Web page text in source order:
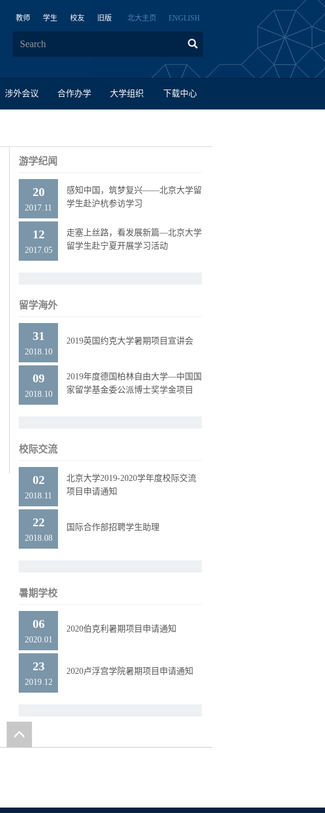
教师 学生 校友 旧版 北大主页 ENGLISH
涉外会议 合作办学 大学组织 下载中心
游学纪闻
20
2017.11
感知中国，筑梦复兴——北京大学留
学生赴沪杭参访学习
12
2017.05
走塞上丝路，看发展新篇—北京大学
留学生赴宁夏开展学习活动
留学海外
31
2018.10
2019英国约克大学暑期项目宣讲会
09
2018.10
2019年度德国柏林自由大学—中国国
家留学基金委公派博士奖学金项目
校际交流
02
2018.11
北京大学2019-2020学年度校际交流
项目申请通知
22
2018.08
国际合作部招聘学生助理
暑期学校
06
2020.01
2020伯克利暑期项目申请通知
23
2019.12
2020卢浮宫学院暑期项目申请通知